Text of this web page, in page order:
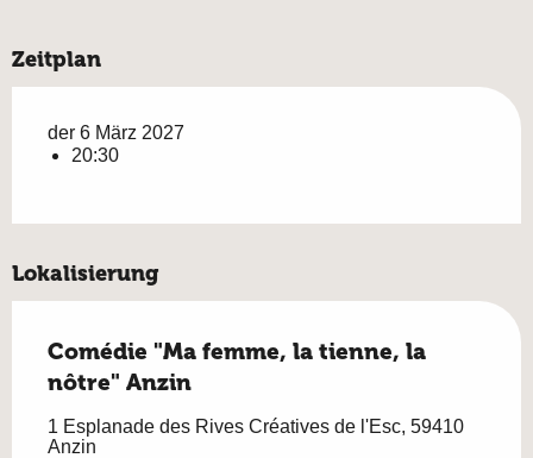
Zeitplan
der 6 März 2027
20:30
Lokalisierung
Comédie "Ma femme, la tienne, la
nôtre" Anzin
1 Esplanade des Rives Créatives de l'Esc, 59410
Anzin